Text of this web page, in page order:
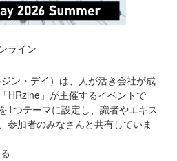
ライン
ン・デイ）は、人が活き会社が成
HRzine」が主催するイベントで
1つテーマに設定し、識者やエキス
参加者のみなさんと共有していま